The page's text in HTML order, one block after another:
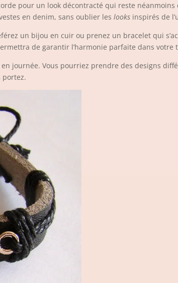
pour un look décontracté qui reste
en denim, sans oublier les looks inspirés de
un bijou en cuir ou prenez un bracelet qui
de garantir l’harmonie parfaite dans votre
journée. Vous pourriez prendre des designs
portez.